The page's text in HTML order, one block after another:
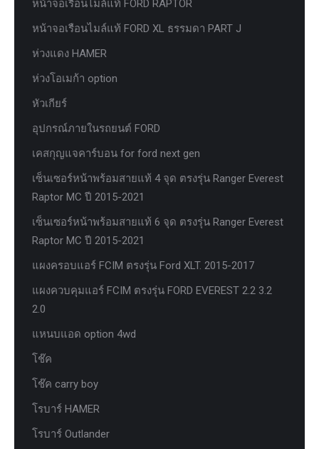
หน้าจอเรือนไมล์แท้ FORD RAPTOR
หน้าจอเรือนไมล์แท้ FORD XL ธรรมดา PART J
ห่วงแดง HAMER
ห่วงโอเมก้า option
หัวเกียร์
อุปกรณ์ภายในรถยนต์ FORD
เคสกุญแจคาร์บอน for ford next gen
เซ็นเซอร์หน้าพร้อมสายแท้ 4 จุด ตรงรุ่น Ranger Everest
Raptor MC ปี 2015-2021
เซ็นเซอร์หน้าพร้อมสายแท้ 6 จุด ตรงรุ่น Ranger Everest
Raptor MC ปี 2015-2021
แผงครอบแอร์ FCIM ตรงรุ่น Ford XLT. 2015-2017
แผงควบคุมแอร์ FCIM ตรงรุ่น FORD EVEREST 2.2 3.2
2.0
แหนบแอด option 4wd
โช๊ค
โช๊ค carry boy
โรบาร์ HAMER
โรบาร์ Outlander